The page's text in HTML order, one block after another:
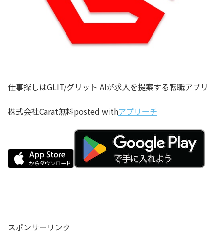
仕事探しはGLIT/グリット AIが求人を提案する転職アプリ
株式会社Carat無料posted withアプリーチ
スポンサーリンク